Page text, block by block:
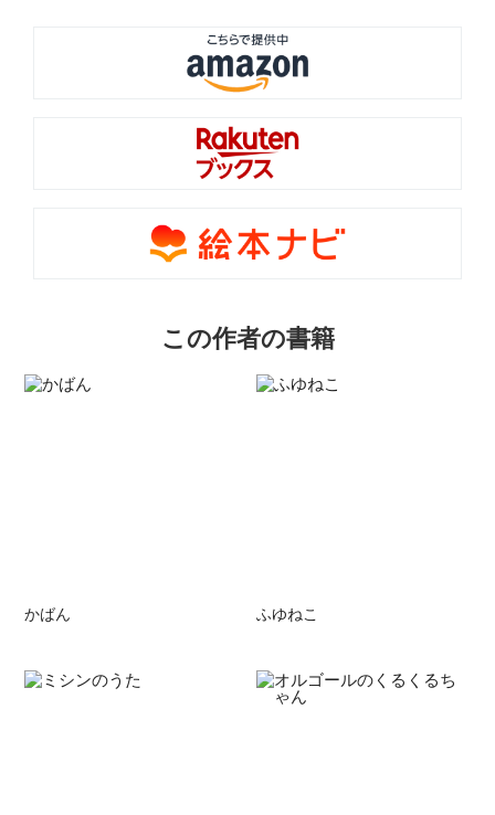
この作者の書籍
かばん ふゆねこ